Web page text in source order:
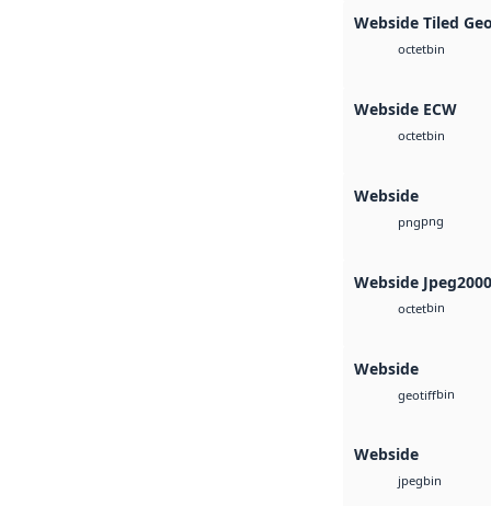
Webside Tiled
octetbin
Webside ECW
octetbin
Webside
pngpng
Webside Jpeg2000
octetbin
Webside
geotiffbin
Webside
jpegbin